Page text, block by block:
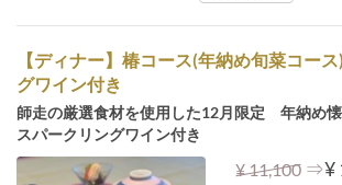
【ディナー】椿コース(年納め旬菜コー
グワイン付き
師走の厳選食材を使用した12月限定 年納め
スパークリングワイン付き
¥ 11,100 ⇒¥